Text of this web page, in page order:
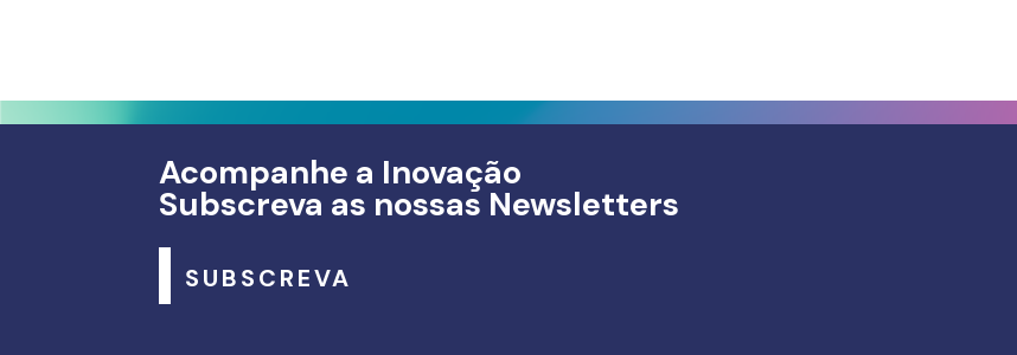
Acompanhe a Inovação
Subscreva as nossas Newsletters
SUBSCREVA